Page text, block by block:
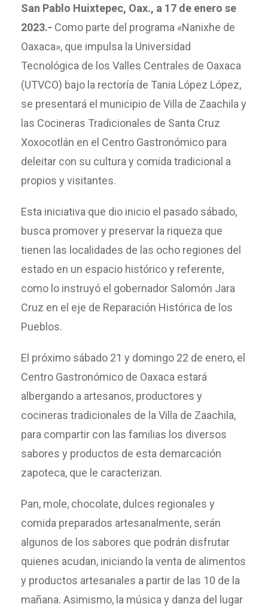
San Pablo Huixtepec, Oax., a 17 de enero se
2023.- Como parte del programa «Nanixhe de
Oaxaca», que impulsa la Universidad
Tecnológica de los Valles Centrales de Oaxaca
(UTVCO) bajo la rectoría de Tania López López,
se presentará el municipio de Villa de Zaachila y
las Cocineras Tradicionales de Santa Cruz
Xoxocotlán en el Centro Gastronómico para
deleitar con su cultura y comida tradicional a
propios y visitantes.
Esta iniciativa que dio inicio el pasado sábado,
busca promover y preservar la riqueza que
tienen las localidades de las ocho regiones del
estado en un espacio histórico y referente,
como lo instruyó el gobernador Salomón Jara
Cruz en el eje de Reparación Histórica de los
Pueblos.
El próximo sábado 21 y domingo 22 de enero, el
Centro Gastronómico de Oaxaca estará
albergando a artesanos, productores y
cocineras tradicionales de la Villa de Zaachila,
para compartir con las familias los diversos
sabores y productos de esta demarcación
zapoteca, que le caracterizan.
Pan, mole, chocolate, dulces regionales y
comida preparados artesanalmente, serán
algunos de los sabores que podrán disfrutar
quienes acudan, iniciando la venta de alimentos
y productos artesanales a partir de las 10 de la
mañana. Asimismo, la música y danza del lugar